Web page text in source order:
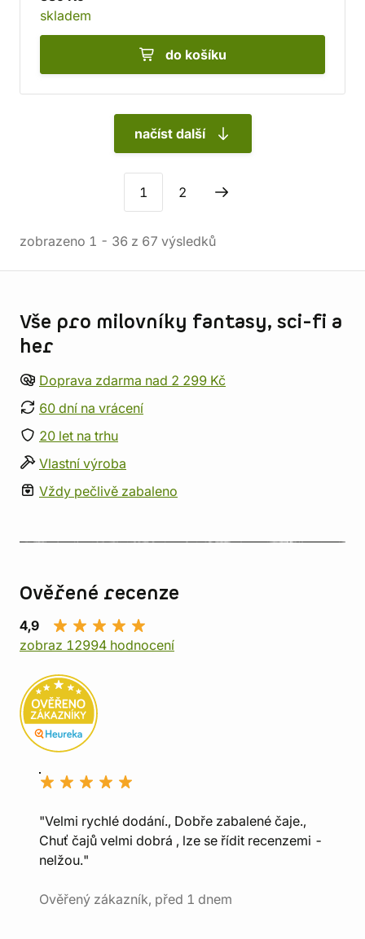
skladem
do košíku
načíst další
1 2
zobrazeno 1 - 36 z 67 výsledků
Vše pro milovníky fantasy, sci-fi a
her
Doprava zdarma nad 2 299 Kč
60 dní na vrácení
20 let na trhu
Vlastní výroba
Vždy pečlivě zabaleno
Ověřené recenze
4,9
zobraz 12994 hodnocení
"Velmi rychlé dodání., Dobře zabalené čaje.,
Chuť čajů velmi dobrá , lze se řídit recenzemi -
nelžou."
Ověřený zákazník, před 1 dnem